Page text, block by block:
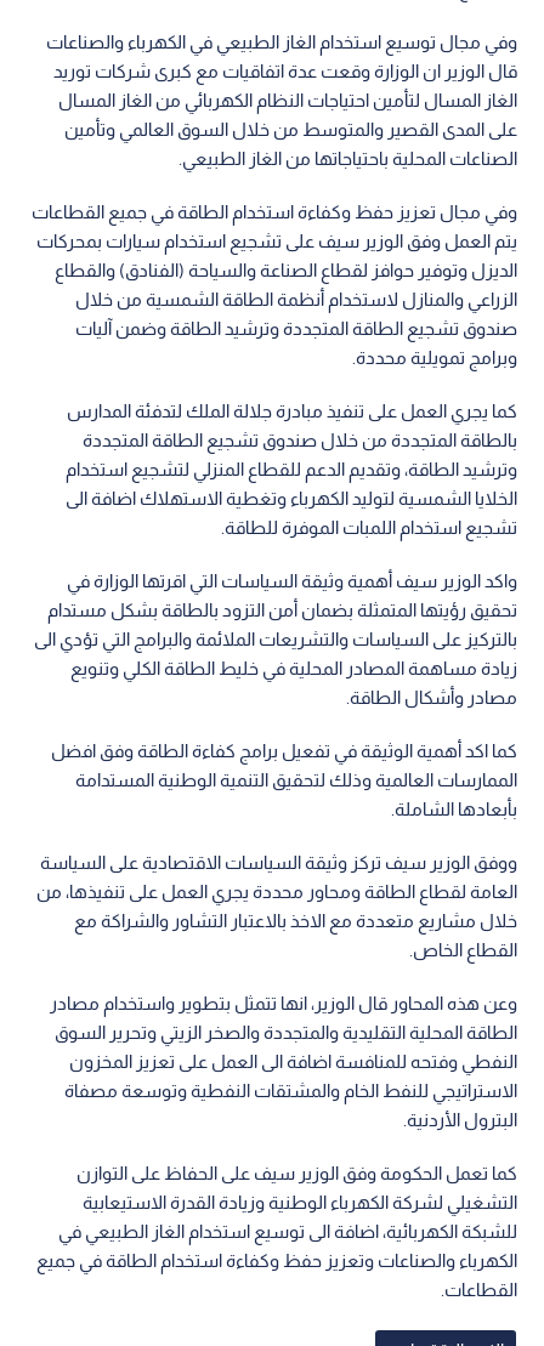
وفي مجال توسيع استخدام الغاز الطبيعي في الكهرباء والصناعات
قال الوزير ان الوزارة وقعت عدة اتفاقيات مع كبرى شركات توريد
الغاز المسال لتأمين احتياجات النظام الكهربائي من الغاز المسال
على المدى القصير والمتوسط من خلال السوق العالمي وتأمين
الصناعات المحلية باحتياجاتها من الغاز الطبيعي.
وفي مجال تعزيز حفظ وكفاءة استخدام الطاقة في جميع القطاعات
يتم العمل وفق الوزير سيف على تشجيع استخدام سيارات بمحركات
الديزل وتوفير حوافز لقطاع الصناعة والسياحة (الفنادق) والقطاع
الزراعي والمنازل لاستخدام أنظمة الطاقة الشمسية من خلال
صندوق تشجيع الطاقة المتجددة وترشيد الطاقة وضمن آليات
وبرامج تمويلية محددة.
كما يجري العمل على تنفيذ مبادرة جلالة الملك لتدفئة المدارس
بالطاقة المتجددة من خلال صندوق تشجيع الطاقة المتجددة
وترشيد الطاقة، وتقديم الدعم للقطاع المنزلي لتشجيع استخدام
الخلايا الشمسية لتوليد الكهرباء وتغطية الاستهلاك اضافة الى
تشجيع استخدام اللمبات الموفرة للطاقة.
واكد الوزير سيف أهمية وثيقة السياسات التي اقرتها الوزارة في
تحقيق رؤيتها المتمثلة بضمان أمن التزود بالطاقة بشكل مستدام
بالتركيز على السياسات والتشريعات الملائمة والبرامج التي تؤدي الى
زيادة مساهمة المصادر المحلية في خليط الطاقة الكلي وتنويع
مصادر وأشكال الطاقة.
كما اكد أهمية الوثيقة في تفعيل برامج كفاءة الطاقة وفق افضل
الممارسات العالمية وذلك لتحقيق التنمية الوطنية المستدامة
بأبعادها الشاملة.
ووفق الوزير سيف تركز وثيقة السياسات الاقتصادية على السياسة
العامة لقطاع الطاقة ومحاور محددة يجري العمل على تنفيذها، من
خلال مشاريع متعددة مع الاخذ بالاعتبار التشاور والشراكة مع
القطاع الخاص.
وعن هذه المحاور قال الوزير، انها تتمثل بتطوير واستخدام مصادر
الطاقة المحلية التقليدية والمتجددة والصخر الزيتي وتحرير السوق
النفطي وفتحه للمنافسة اضافة الى العمل على تعزيز المخزون
الاستراتيجي للنفط الخام والمشتقات النفطية وتوسعة مصفاة
البترول الأردنية.
كما تعمل الحكومة وفق الوزير سيف على الحفاظ على التوازن
التشغيلي لشركة الكهرباء الوطنية وزيادة القدرة الاستيعابية
للشبكة الكهربائية، اضافة الى توسيع استخدام الغاز الطبيعي في
الكهرباء والصناعات وتعزيز حفظ وكفاءة استخدام الطاقة في جميع
القطاعات.